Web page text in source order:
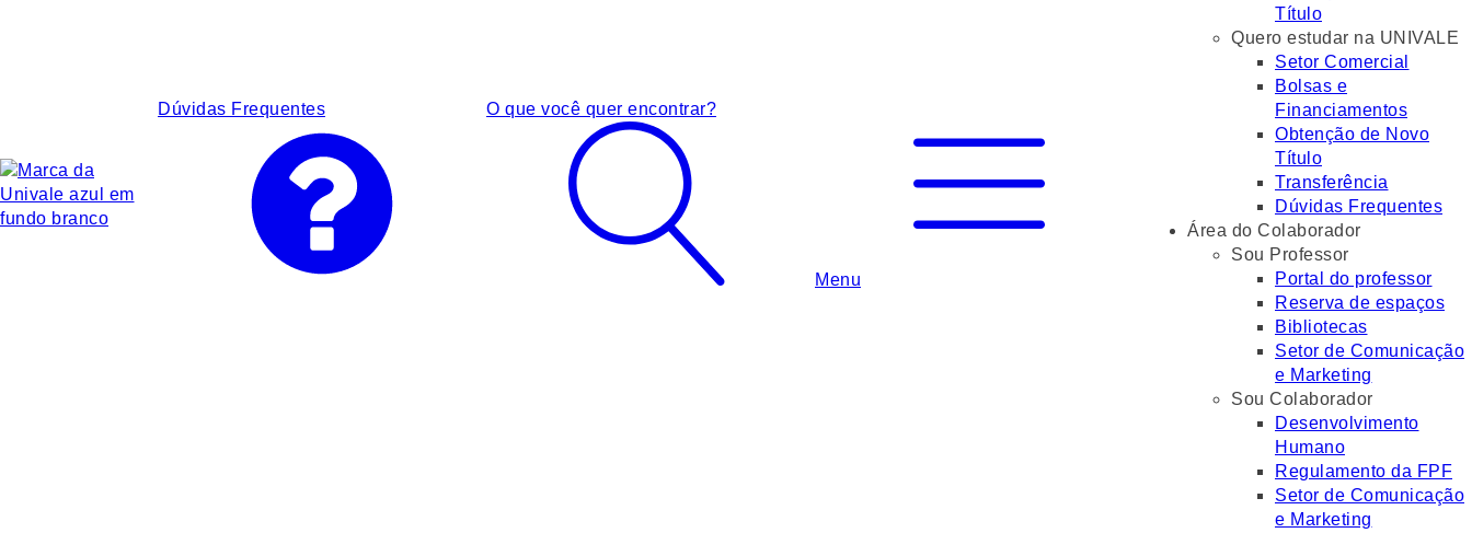
Dúvidas Frequentes O que você quer encontrar?
Menu
Título
Quero estudar na UNIVALE
Setor Comercial
Bolsas e
Financiamentos
Obtenção de Novo
Título
Transferência
Dúvidas Frequentes
Área do Colaborador
Sou Professor
Portal do professor
Reserva de espaços
Bibliotecas
Setor de Comunicação
e Marketing
Sou Colaborador
Desenvolvimento
Humano
Regulamento da FPF
Setor de Comunicação
e Marketing